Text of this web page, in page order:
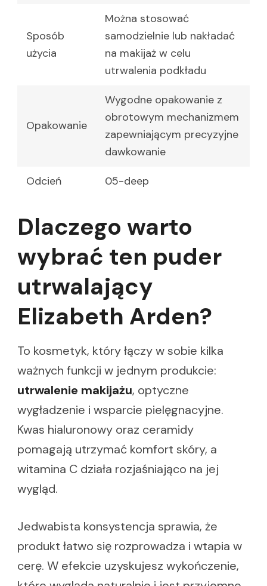
Sposób
użycia
Można stosować
samodzielnie lub nakładać
na makijaż w celu
utrwalenia podkładu
Opakowanie
Wygodne opakowanie z
obrotowym mechanizmem
zapewniającym precyzyjne
dawkowanie
Odcień 05-deep
Dlaczego warto
wybrać ten puder
utrwalający
Elizabeth Arden?
To kosmetyk, który łączy w sobie kilka
ważnych funkcji w jednym produkcie:
utrwalenie makijażu, optyczne
wygładzenie i wsparcie pielęgnacyjne.
Kwas hialuronowy oraz ceramidy
pomagają utrzymać komfort skóry, a
witamina C działa rozjaśniająco na jej
wygląd.
Jedwabista konsystencja sprawia, że
produkt łatwo się rozprowadza i wtapia w
cerę. W efekcie uzyskujesz wykończenie,